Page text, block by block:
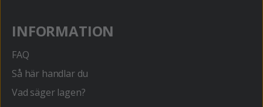
INFORMATION
FAQ
Så här handlar du
Vad säger lagen?